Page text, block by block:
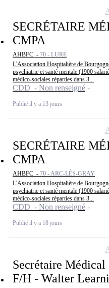
SECRÉTAIRE
CMPA
AHBFC - 70 - LURE
L'Association Hospitalière de
psychiatrie et santé mentale (1900
médico-sociales réparties dans 3...
CDD - Non renseigné
Publié il y a 13 jours
SECRÉTAIRE
CMPA
AHBFC - 70 - ARC-LÈS-GRAY
L'Association Hospitalière de
psychiatrie et santé mentale (1900
médico-sociales réparties dans 3...
CDD - Non renseigné
Publié il y a 18 jours
Secrétaire Médical
F/H - Walter